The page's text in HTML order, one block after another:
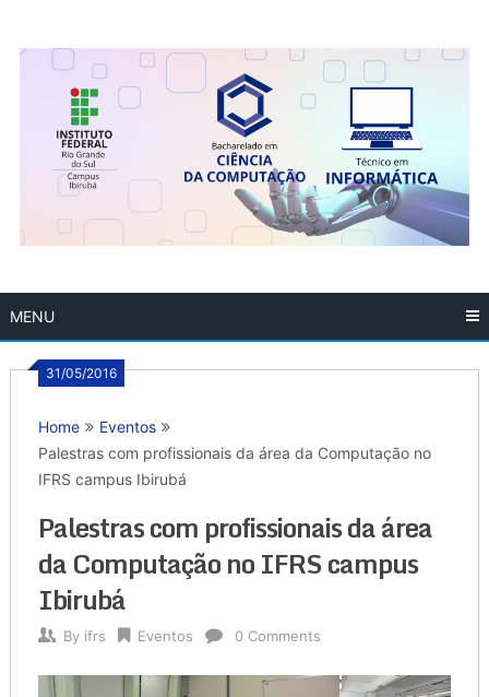
MENU
31/05/2016
Home
Eventos
Palestras com profissionais da área da Computação no
IFRS campus Ibirubá
Palestras com profissionais da área
da Computação no IFRS campus
Ibirubá
By ifrs Eventos 0 Comments